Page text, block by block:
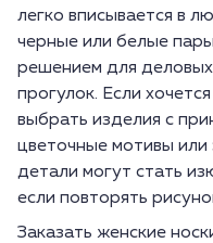
легко вписывается в
черные или белые
решением для
прогулок. Если
выбрать изделия с
цветочные мотивы или
детали могут стать
если повторять
Заказать женские